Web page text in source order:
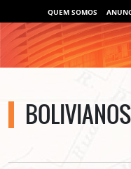
QUEM SOMOS
BOLIVIANOS